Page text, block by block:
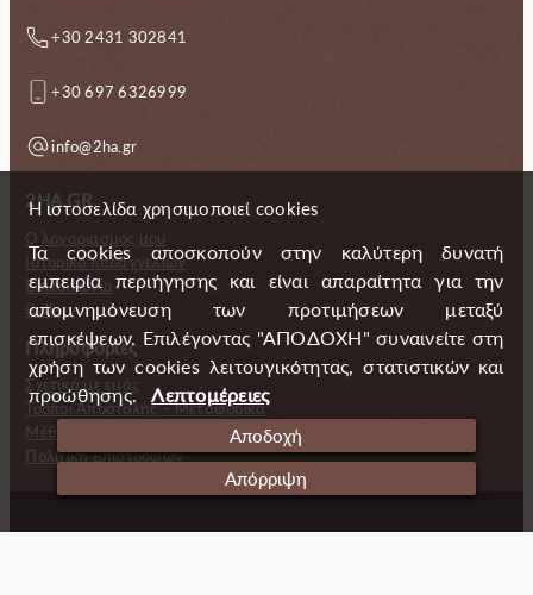
+30 2431 302841
+30 697 6326999
info@2ha.gr
2HA.GR
Ο λογαριασμός μου
Ιστορικό παραγγελιών
Επικοινωνία
Gallery
Πληροφορίες
Σχετικά με εμάς
Τρόποι Αποστολής – Μεταφορικά
Μέθοδοι πληρωμής
Πολιτική Επιστροφών
Copyright (c) 2024 2 Handmade Aprons
Η ιστοσελίδα χρησιμοποιεί cookies
Τα cookies αποσκοπούν στην καλύτερη δυνατή
εμπειρία περιήγησης και είναι απαραίτητα για την
απομνημόνευση των προτιμήσεων μεταξύ
επισκέψεων. Επιλέγοντας "ΑΠΟΔΟΧΗ" συναινείτε στη
χρήση των cookies λειτουγικότητας, στατιστικών και
προώθησης.
Λεπτομέρειες
Αποδοχή
Απόρριψη